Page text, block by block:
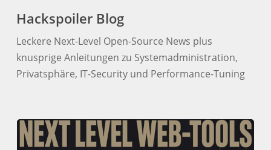
Hackspoiler Blog
Leckere Next-Level Open-Source News plus
knusprige Anleitungen zu Systemadministration,
Privatsphäre, IT-Security und Performance-Tuning